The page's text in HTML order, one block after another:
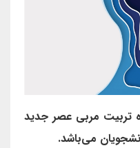
تربیت مربی عصر جدید
می‌باشد.